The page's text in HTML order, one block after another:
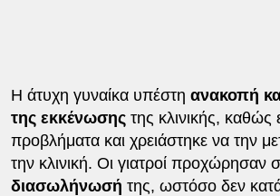
Η άτυχη γυναίκα υπέστη ανακοπή
της εκκένωσηςτης κλινικής, καθώς
προβλήματα και χρειάστηκε να την
την κλινική. Οι γιατροί προχώρησαν
διασωλήνωσή της, ωστόσο δεν